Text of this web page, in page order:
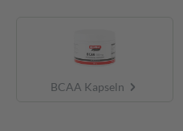
BCAA Kapseln